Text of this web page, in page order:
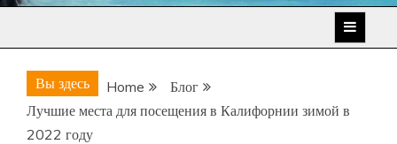
Вы здесь Home
Блог
Лучшие места для посещения в Калифорнии зимой в
2022 году